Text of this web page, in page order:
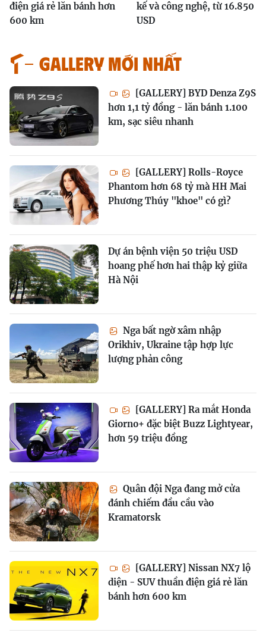
điện giá rẻ lăn bánh hơn
600 km
kế và công nghệ, từ 16.850
USD
GALLERY MỚI NHẤT
[GALLERY] BYD Denza Z9S
hơn 1,1 tỷ đồng - lăn bánh 1.100
km, sạc siêu nhanh
[GALLERY] Rolls-Royce
Phantom hơn 68 tỷ mà HH Mai
Phương Thúy "khoe" có gì?
Dự án bệnh viện 50 triệu USD
hoang phế hơn hai thập kỷ giữa
Hà Nội
Nga bất ngờ xâm nhập
Orikhiv, Ukraine tập hợp lực
lượng phản công
[GALLERY] Ra mắt Honda
Giorno+ đặc biệt Buzz Lightyear,
hơn 59 triệu đồng
Quân đội Nga đang mở cửa
đánh chiếm đầu cầu vào
Kramatorsk
[GALLERY] Nissan NX7 lộ
diện - SUV thuần điện giá rẻ lăn
bánh hơn 600 km